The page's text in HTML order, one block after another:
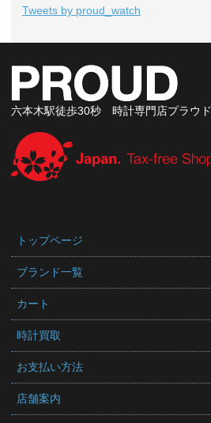
Tweets by proud_watch
六本木駅徒歩30秒 時計専門店プラウド
トップページ
ブランド一覧
カート
時計買取
お支払い方法
店舗案内